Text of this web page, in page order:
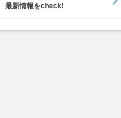
最新情報をcheck!